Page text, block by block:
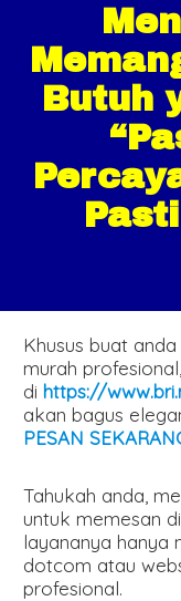
Butuh
Khusus buat
murah
dihttps://
akan bagus
PESAN
Tahukah anda,
untuk memesan
layananya hanya
dotcom atau
profesional.